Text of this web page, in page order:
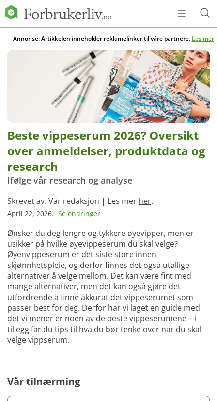
Annonse: Artikkelen inneholder reklamelinker til våre partnere. Les mer
Beste vippeserum 2026? Oversikt
over anmeldelser, produktdata og
research
Ifølge vår research og analyse
Skrevet av: Vår redaksjon | Les mer her.
April 22, 2026. Se endringer
Ønsker du deg lengre og tykkere øyevipper, men er
usikker på hvilke øyevippeserum du skal velge?
Øyenvippeserum er det siste store innen
skjønnhetspleie, og derfor finnes det også utallige
alternativer å velge mellom. Det kan være fint med
mange alternativer, men det kan også gjøre det
utfordrende å finne akkurat det vippeserumet som
passer best for deg. Derfor har vi laget en guide med
det vi mener er noen av de beste vippeserumene – i
tillegg får du tips til hva du bør tenke over når du skal
velge vippserum.
Vår tilnærming